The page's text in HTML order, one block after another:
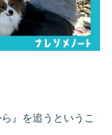
』を追うというこ